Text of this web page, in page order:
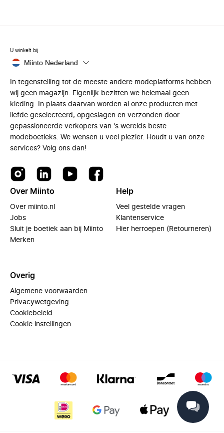
U winkelt bij
Miinto Nederland
In tegenstelling tot de meeste andere modeplatforms hebben
wij geen magazijn. Eigenlijk bezitten we helemaal geen
kleding. In plaats daarvan worden al onze producten met
liefde geselecteerd, opgeslagen en verzonden door
gepassioneerde verkopers van 's werelds beste
modeboetieks. We wensen u veel plezier. Houdt u van onze
services? Volg ons dan!
Over Miinto
Over miinto.nl
Jobs
Sluit je boetiek aan bij Miinto
Merken
Help
Veel gestelde vragen
Klantenservice
Hier herroepen (Retourneren)
Overig
Algemene voorwaarden
Privacywetgeving
Cookiebeleid
Cookie instellingen